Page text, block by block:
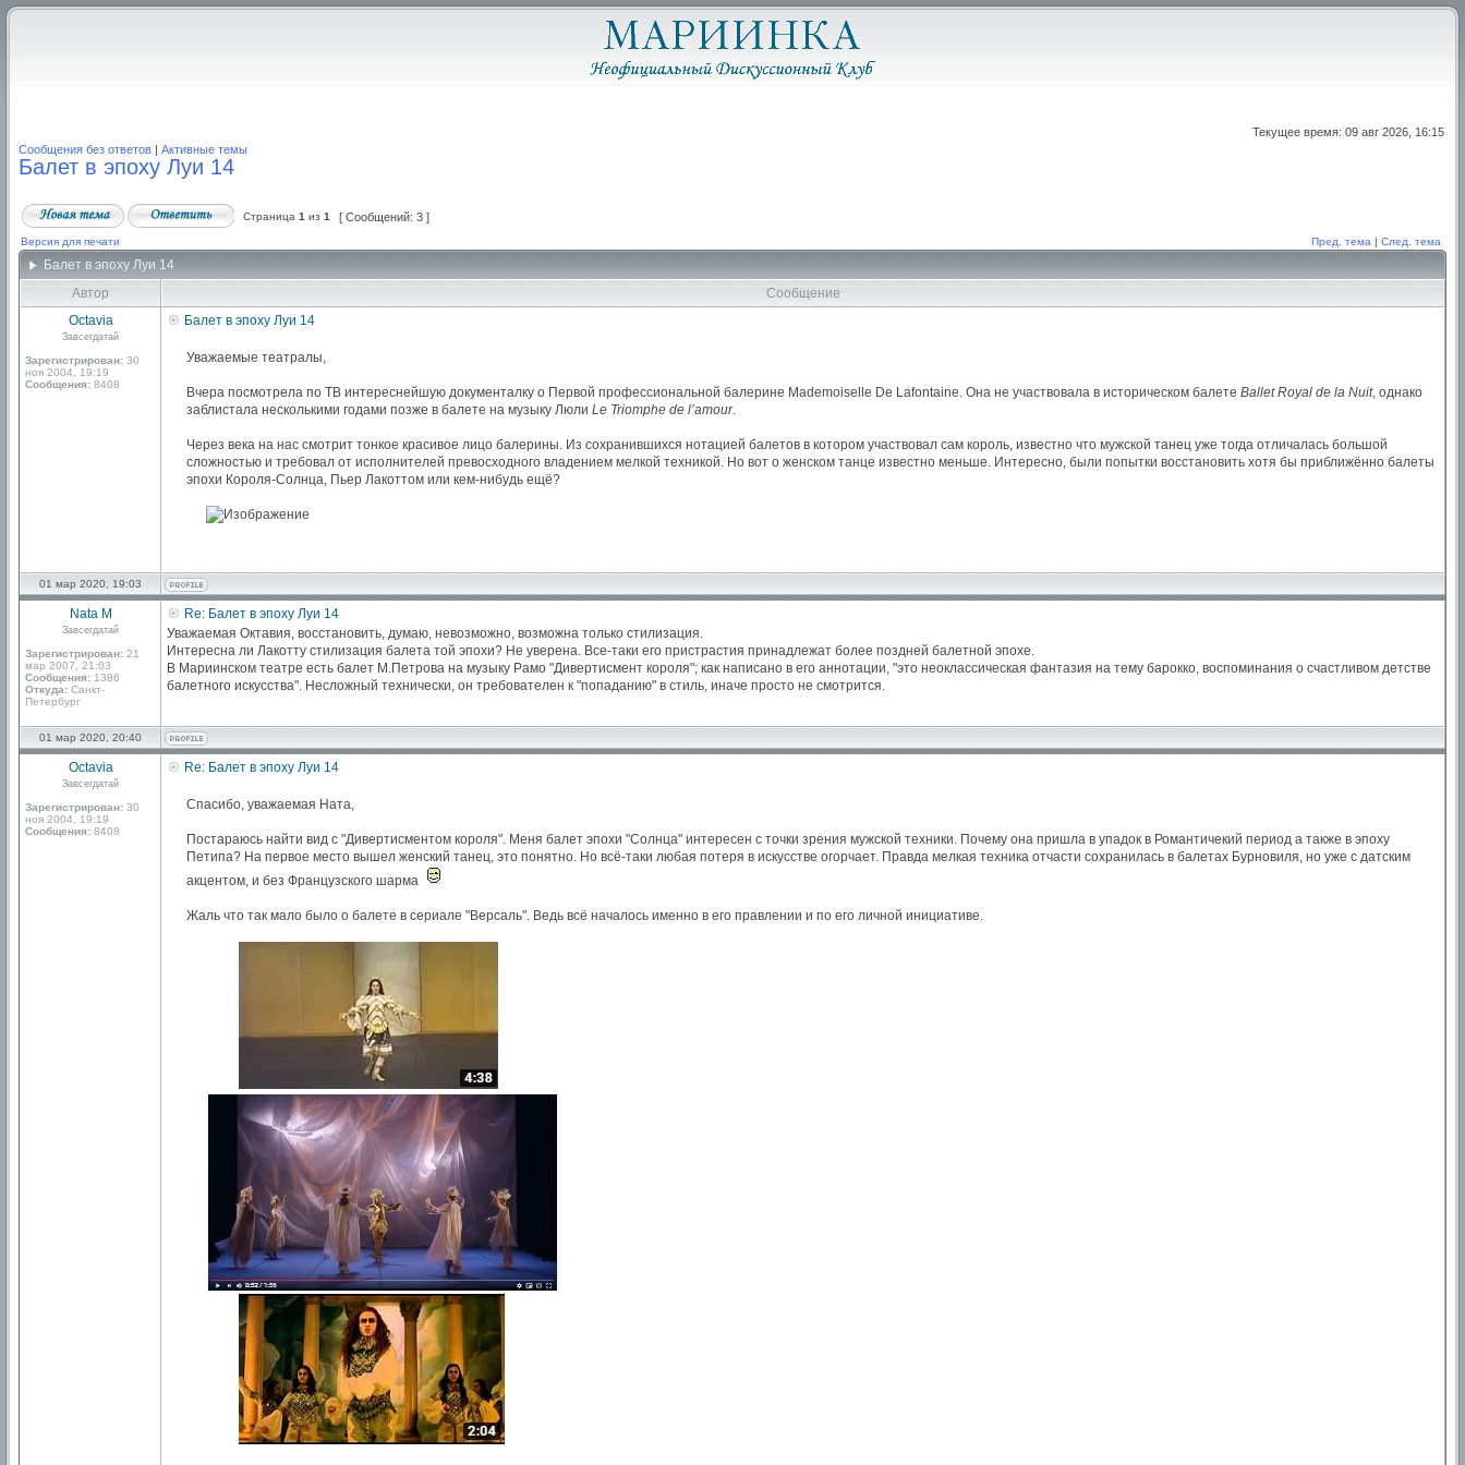
Текущее время: 09 авг 2026, 16:15
Сообщения без ответов | Активные темы
Балет в эпоху Луи 14
Страница 1 из 1 [ Сообщений: 3 ]
Версия для печати Пред. тема | След. тема
Балет в эпоху Луи 14
Автор
Сообщение
Octavia
Завсегдатай
Зарегистрирован: 30
ноя 2004, 19:19
Сообщения: 8408
Балет в эпоху Луи 14
Уважаемые театралы,
Вчера посмотрела по ТВ интереснейшую документалку о Первой профессиональной балерине Mademoiselle De Lafontaine. Она не участвовала в историческом балете Ballet Royal de la Nuit, однако
заблистала несколькими годами позже в балете на музыку Люли Le Triomphe de l’amour.
Через века на нас смотрит тонкое красивое лицо балерины. Из сохранившихся нотацией балетов в котором участвовал сам король, известно что мужской танец уже тогда отличалась большой
сложностью и требовал от исполнителей превосходного владением мелкой техникой. Но вот о женском танце известно меньше. Интересно, были попытки восстановить хотя бы приближённо балеты
эпохи Короля-Солнца, Пьер Лакоттом или кем-нибудь ещё?
01 мар 2020, 19:03
Nata M
Завсегдатай
Зарегистрирован: 21
мар 2007, 21:03
Сообщения: 1386
Откуда: Санкт-
Петербург
Re: Балет в эпоху Луи 14
Уважаемая Октавия, восстановить, думаю, невозможно, возможна только стилизация.
Интересна ли Лакотту стилизация балета той эпохи? Не уверена. Все-таки его пристрастия принадлежат более поздней балетной эпохе.
В Мариинском театре есть балет М.Петрова на музыку Рамо "Дивертисмент короля"; как написано в его аннотации, "это неоклассическая фантазия на тему барокко, воспоминания о счастливом детстве
балетного искусства". Несложный технически, он требователен к "попаданию" в стиль, иначе просто не смотрится.
01 мар 2020, 20:40
Octavia
Завсегдатай
Зарегистрирован: 30
ноя 2004, 19:19
Сообщения: 8408
Re: Балет в эпоху Луи 14
Спасибо, уважаемая Ната,
Постараюсь найти вид с "Дивертисментом короля". Меня балет эпохи "Солнца" интересен с точки зрения мужской техники. Почему она пришла в упадок в Романтичекий период а также в эпоху
Петипа? На первое место вышел женский танец, это понятно. Но всё-таки любая потеря в искусстве огорчает. Правда мелкая техника отчасти сохранилась в балетах Бурновиля, но уже с датским
акцентом, и без Французского шарма
Жаль что так мало было о балете в сериале "Версаль". Ведь всё началось именно в его правлении и по его личной инициативе.